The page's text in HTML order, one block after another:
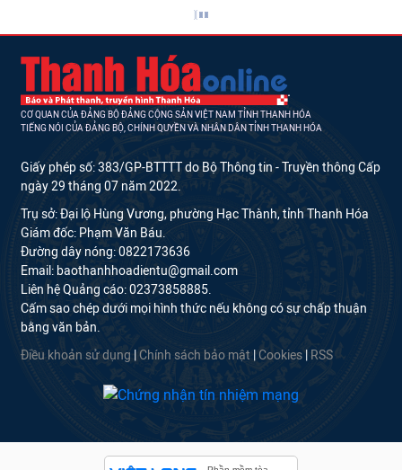
CƠ QUAN CỦA ĐẢNG BỘ ĐẢNG CỘNG SẢN VIỆT NAM TỈNH THANH HÓA
TIẾNG NÓI CỦA ĐẢNG BỘ, CHÍNH QUYỀN VÀ NHÂN DÂN TỈNH THANH HÓA
Giấy phép số: 383/GP-BTTTT do Bộ Thông tin - Truyền thông Cấp
ngày 29 tháng 07 năm 2022.
Trụ sở: Đại lộ Hùng Vương, phường Hạc Thành, tỉnh Thanh Hóa
Giám đốc: Phạm Văn Báu.
Đường dây nóng: 0822173636
Email: baothanhhoadientu@gmail.com
Liên hệ Quảng cáo: 02373858885.
Cấm sao chép dưới mọi hình thức nếu không có sự chấp thuận
bằng văn bản.
Điều khoản sử dụng Chính sách bảo mật Cookies RSS